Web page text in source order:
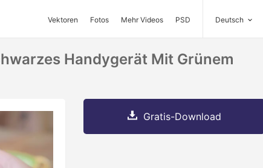
Vektoren Fotos Mehr Videos PSD Deutsch
Handygerät Mit Grünem
Gratis-Download